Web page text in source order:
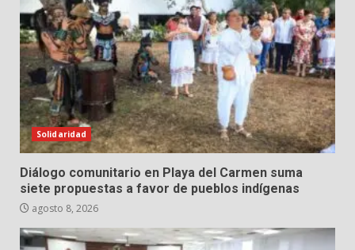
Solidaridad
Diálogo comunitario en Playa del Carmen suma
siete propuestas a favor de pueblos indígenas
agosto 8, 2026